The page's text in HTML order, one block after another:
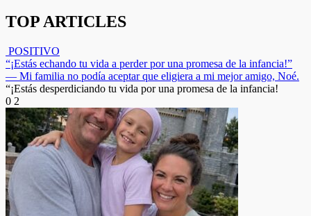
TOP ARTICLES
POSITIVO
“¡Estás echando tu vida a perder por una promesa de la infancia!”
— Mi familia no podía aceptar que eligiera a mi mejor amigo, Noé.
“¡Estás desperdiciando tu vida por una promesa de la infancia!
0 2